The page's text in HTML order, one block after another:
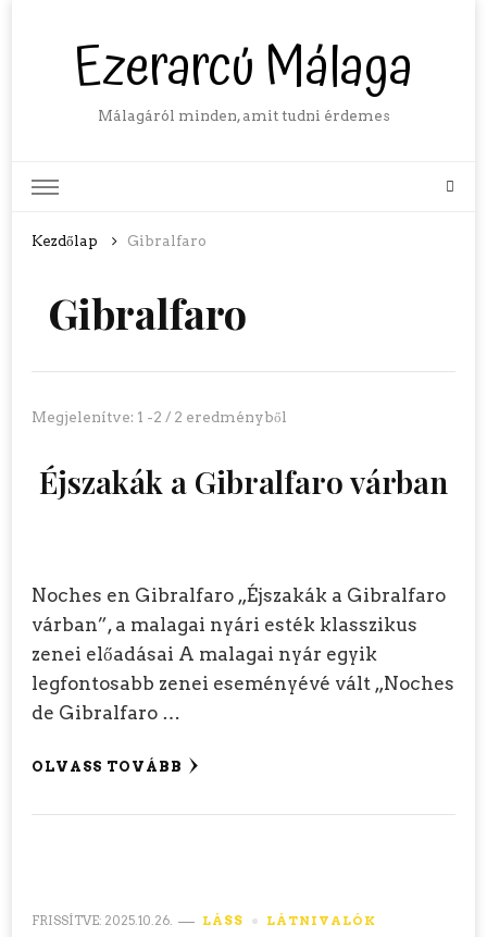
Ezerarcú Málaga
Málagáról minden, amit tudni érdemes
Kezdőlap Gibralfaro
Gibralfaro
Megjelenítve: 1 -2 / 2 eredményből
Éjszakák a Gibralfaro várban
Noches en Gibralfaro „Éjszakák a Gibralfaro
várban”, a malagai nyári esték klasszikus
zenei előadásai A malagai nyár egyik
legfontosabb zenei eseményévé vált „Noches
de Gibralfaro …
OLVASS TOVÁBB
FRISSÍTVE: 2025.10.26. LÁSS LÁTNIVALÓK